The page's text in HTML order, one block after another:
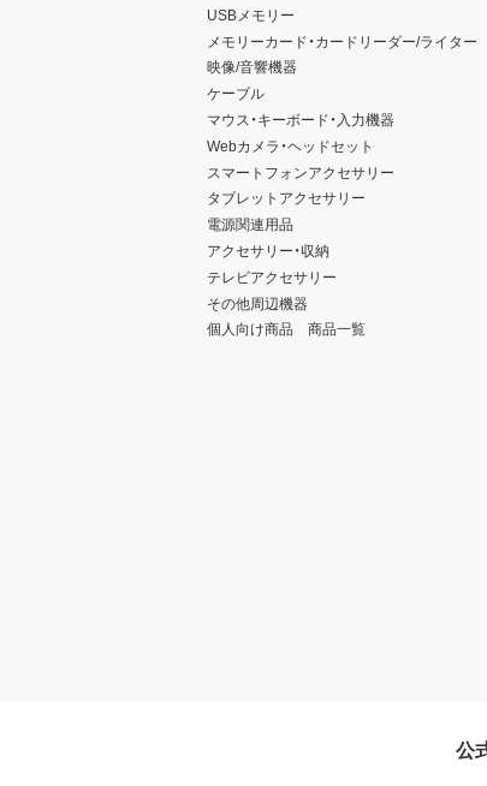
USBメモリー
メモリーカード・カードリーダー/ライター
映像/音響機器
ケーブル
マウス・キーボード・入力機器
Webカメラ・ヘッドセット
スマートフォンアクセサリー
タブレットアクセサリー
電源関連用品
アクセサリー・収納
テレビアクセサリー
その他周辺機器
個人向け商品 商品一覧
公